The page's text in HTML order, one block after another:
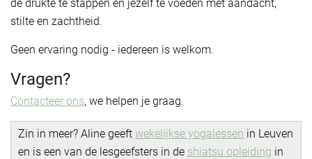
de drukte te stappen en jezelf te voeden met aandacht,
stilte en zachtheid.
Geen ervaring nodig - iedereen is welkom.
Vragen?
Contacteer ons, we helpen je graag.
Zin in meer? Aline geeft wekelijkse yogalessen in Leuven
en is een van de lesgeefsters in de shiatsu opleiding in